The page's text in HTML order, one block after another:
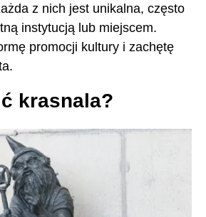
z nich jest unikalna, często
instytucją lub miejscem.
promocji kultury i zachętę
krasnala?